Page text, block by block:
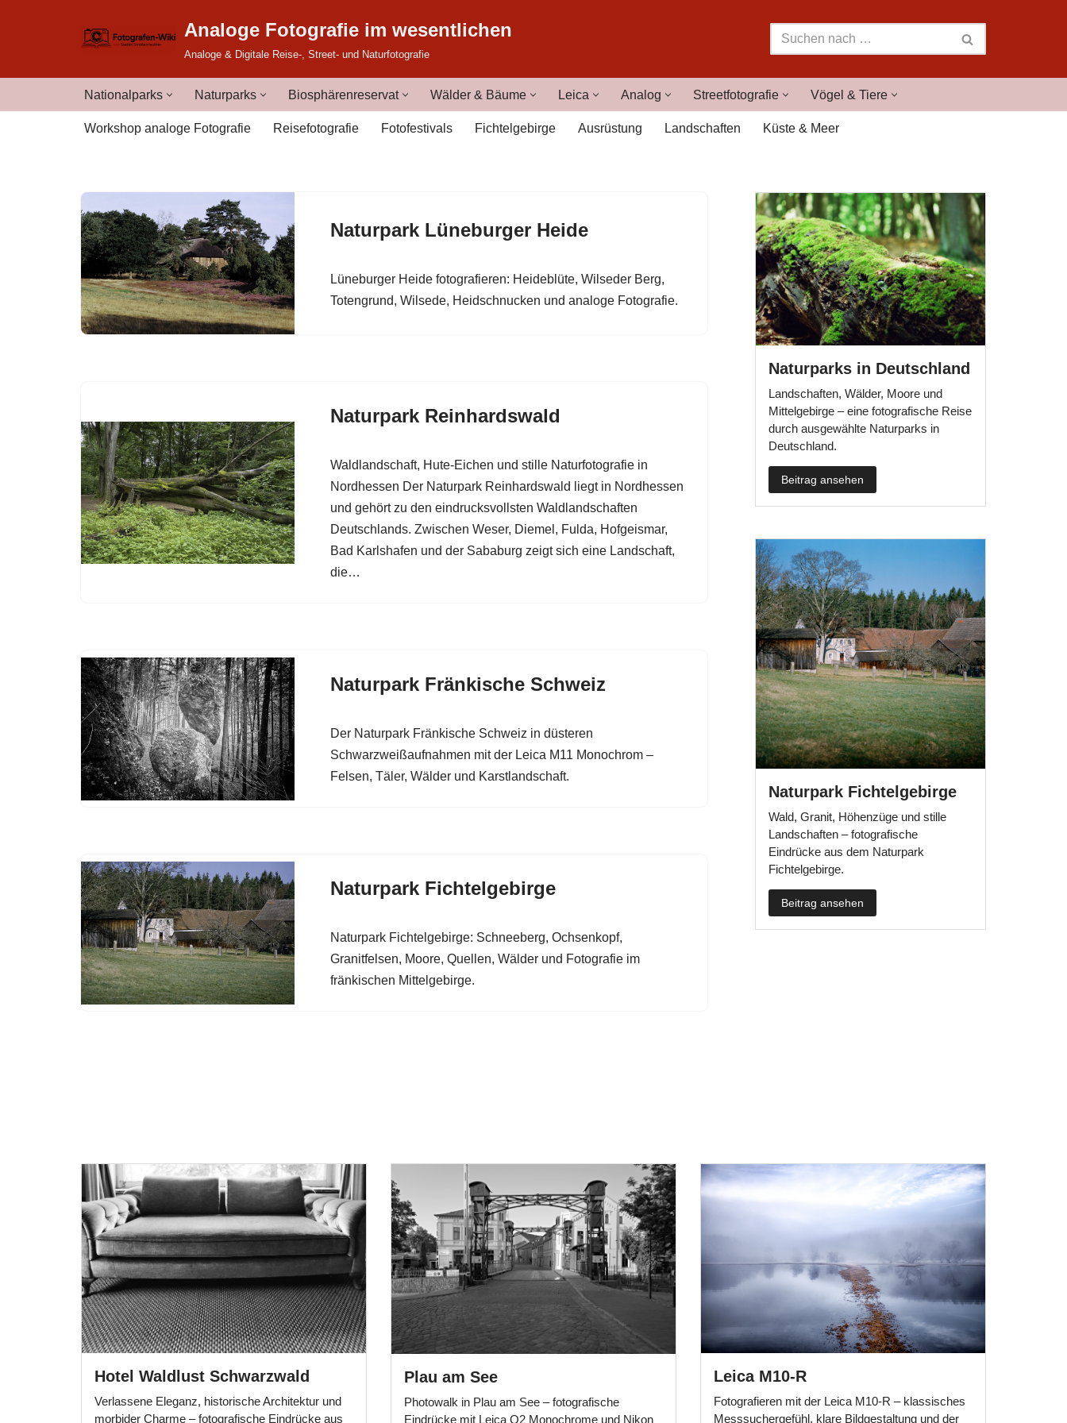
Analoge Fotografie im wesentlichen
Analoge & Digitale Reise-, Street- und Naturfotografie
Nationalparks Naturparks Biosphärenreservat Wälder & Bäume Leica Analog Streetfotografie Vögel & Tiere
Workshop analoge Fotografie Reisefotografie Fotofestivals Fichtelgebirge Ausrüstung Landschaften Küste & Meer
Naturpark Lüneburger Heide
Lüneburger Heide fotografieren: Heideblüte, Wilseder Berg,
Totengrund, Wilsede, Heidschnucken und analoge Fotografie.
Naturpark Reinhardswald
Waldlandschaft, Hute-Eichen und stille Naturfotografie in
Nordhessen Der Naturpark Reinhardswald liegt in Nordhessen
und gehört zu den eindrucksvollsten Waldlandschaften
Deutschlands. Zwischen Weser, Diemel, Fulda, Hofgeismar,
Bad Karlshafen und der Sababurg zeigt sich eine Landschaft,
die…
Naturpark Fränkische Schweiz
Der Naturpark Fränkische Schweiz in düsteren
Schwarzweißaufnahmen mit der Leica M11 Monochrom –
Felsen, Täler, Wälder und Karstlandschaft.
Naturpark Fichtelgebirge
Naturpark Fichtelgebirge: Schneeberg, Ochsenkopf,
Granitfelsen, Moore, Quellen, Wälder und Fotografie im
fränkischen Mittelgebirge.
Naturparks in Deutschland
Landschaften, Wälder, Moore und
Mittelgebirge – eine fotografische Reise
durch ausgewählte Naturparks in
Deutschland.
Beitrag ansehen
Naturpark Fichtelgebirge
Wald, Granit, Höhenzüge und stille
Landschaften – fotografische
Eindrücke aus dem Naturpark
Fichtelgebirge.
Beitrag ansehen
Hotel Waldlust Schwarzwald
Verlassene Eleganz, historische Architektur und
morbider Charme – fotografische Eindrücke aus
Plau am See
Photowalk in Plau am See – fotografische
Eindrücke mit Leica Q2 Monochrome und Nikon
Leica M10-R
Fotografieren mit der Leica M10-R – klassisches
Messsuchergefühl, klare Bildgestaltung und der